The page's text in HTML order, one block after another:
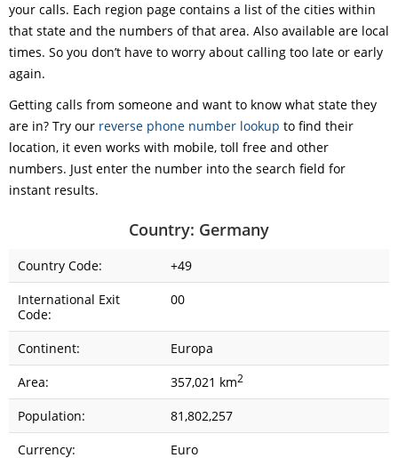
your calls. Each region page contains a list of the cities within
that state and the numbers of that area. Also available are local
times. So you don’t have to worry about calling too late or early
again.
Getting calls from someone and want to know what state they
are in? Try our reverse phone number lookup to find their
location, it even works with mobile, toll free and other
numbers. Just enter the number into the search field for
instant results.
Country: Germany
Country Code:
+49
International Exit
Code:
00
Continent:
Europa
Area:
357,021 km2
Population:
81,802,257
Currency:
Euro